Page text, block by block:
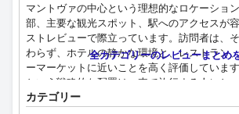
マントヴァの中心という理想的なロケーショ
部、主要な観光スポット、駅へのアクセスが
ストレビューで際立っています。訪問者は、
わらず、ホテルの静かな環境と、レストラン
ーマーケットに近いことを高く評価していま
という戦略的な配置は、車で旅行する人にと
駐車場があります。
全カテゴリーのレビューまとめ
カテゴリー